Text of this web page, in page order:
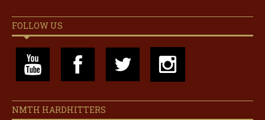
FOLLOW US
NMTH HARDHITTERS